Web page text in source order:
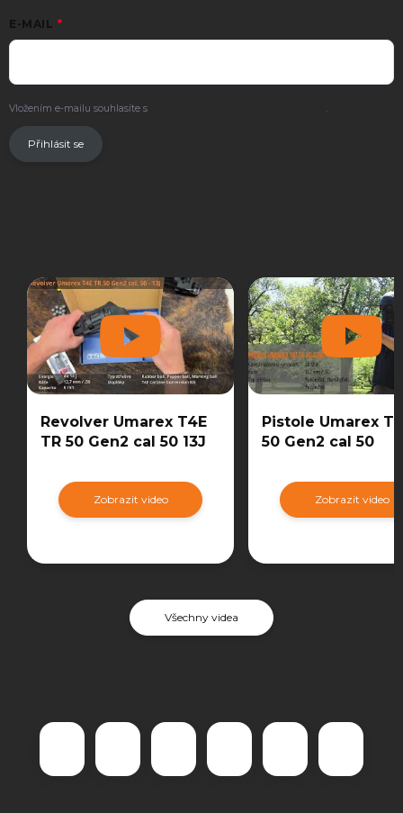
E-MAIL
Vložením e-mailu souhlasíte s .
Přihlásit se
Revolver Umarex T4E
TR 50 Gen2 cal 50 13J
Zobrazit video
Pistole Umarex
50 Gen2 cal 50
Zobrazit video
Všechny videa